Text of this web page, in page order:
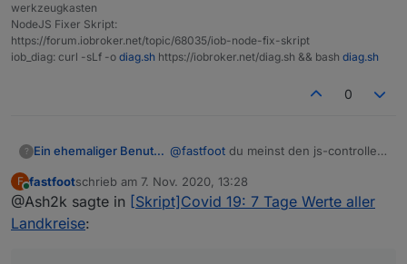
werkzeugkasten
NodeJS Fixer Skript:
https://forum.iobroker.net/topic/68035/iob-node-fix-skript
iob_diag: curl -sLf -o diag.sh https://iobroker.net/diag.sh && bash diag.sh
0
? Ein ehemaliger Benutzer @fastfoot du meinst den js-controller?
Node.js 10.16.3
F
Online
fastfootschrieb am 7. Nov. 2020, 13:28
zuletzt editiert von
@Ash2k sagte in [Skript]Covid 19: 7 Tage Werte aller
Landkreise: